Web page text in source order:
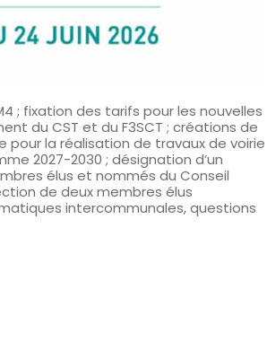
; fixation des tarifs pour les nouvelles
du CST et du F3SCT ; créations de
la réalisation de travaux de voirie
2027-2030 ; désignation d’un
élus et nommés du Conseil
de deux membres élus
intercommunales, questions